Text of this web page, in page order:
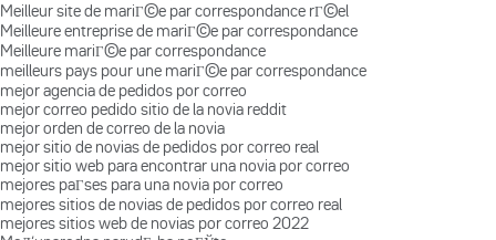
Meilleur site de mariГ©e par correspondance rГ©el
Meilleure entreprise de mariГ©e par correspondance
Meilleure mariГ©e par correspondance
meilleurs pays pour une mariГ©e par correspondance
mejor agencia de pedidos por correo
mejor correo pedido sitio de la novia reddit
mejor orden de correo de la novia
mejor sitio de novias de pedidos por correo real
mejor sitio web para encontrar una novia por correo
mejores paГ­ses para una novia por correo
mejores sitios de novias de pedidos por correo real
mejores sitios web de novias por correo 2022